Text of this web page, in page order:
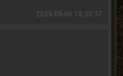
2025-08-06 18:30:37